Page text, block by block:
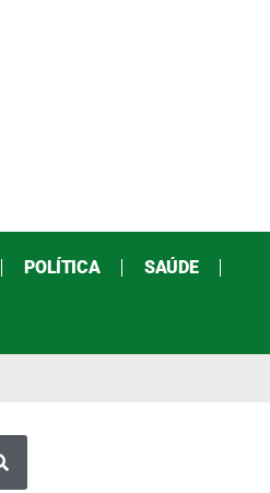
POLÍTICA SAÚDE